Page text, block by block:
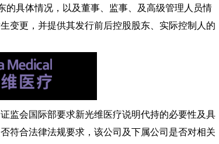
的具体情况，以及董事、监事、及高级管理人员情
变更，并提供其发行前后控股股东、实际控制人的
监会国际部要求新光维医疗说明代持的必要性及具
符合法律法规要求，该公司及下属公司是否对相关